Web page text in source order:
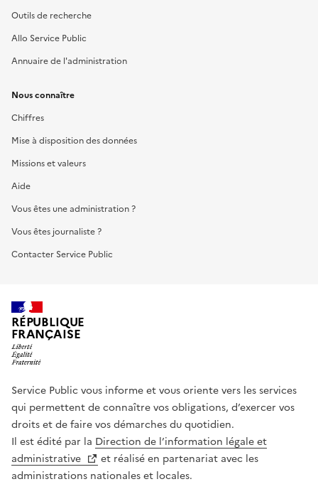
Outils de recherche
Allo Service Public
Annuaire de l'administration
Nous connaître
Chiffres
Mise à disposition des données
Missions et valeurs
Aide
Vous êtes une administration ?
Vous êtes journaliste ?
Contacter Service Public
RÉPUBLIQUE
FRANÇAISE
Service Public vous informe et vous oriente vers les services
qui permettent de connaître vos obligations, d’exercer vos
droits et de faire vos démarches du quotidien.
Il est édité par la Direction de l’information légale et
administrative
et réalisé en partenariat avec les
administrations nationales et locales.